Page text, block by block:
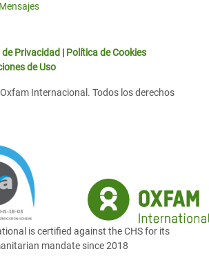
Privacidad | Política de Cookies
de Uso
Internacional. Todos los derechos
is certified against the CHS for its
mandate since 2018